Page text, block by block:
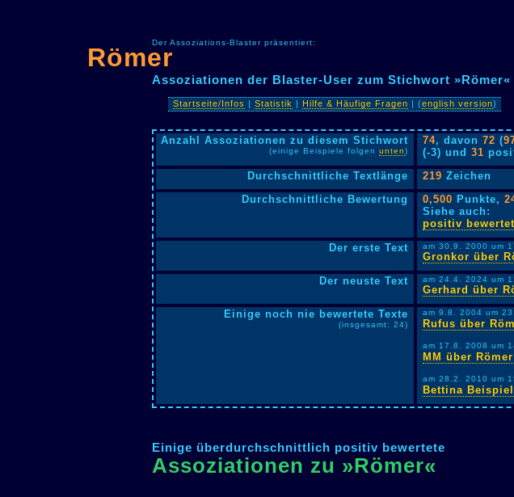
Der Assoziations-Blaster präsentiert:
Römer
Assoziationen der Blaster-User zum Stichwort »Römer«
Startseite/Infos Statistik Hilfe & Häufige Fragen | (english version)
Anzahl Assoziationen zu diesem Stichwort
(einige Beispiele folgen unten)
74, davon72 (
(-3) und31
Durchschnittliche Textlänge
219 Zeichen
Durchschnittliche Bewertung
0,500 Punkte,
Siehe auch:
positiv
Der erste Text
am 30.9. 2000 um
Gronkor über
Der neuste Text
am 24.4. 2024 um
Gerhard über
Einige noch nie bewertete Texte
(insgesamt: 24)
am 9.8. 2004 um
Rufus über
am 17.8. 2008 um
MM über Römer
am 28.2. 2010 um
Bettina
Einige überdurchschnittlich positiv bewertete
Assoziationen zu »Römer«